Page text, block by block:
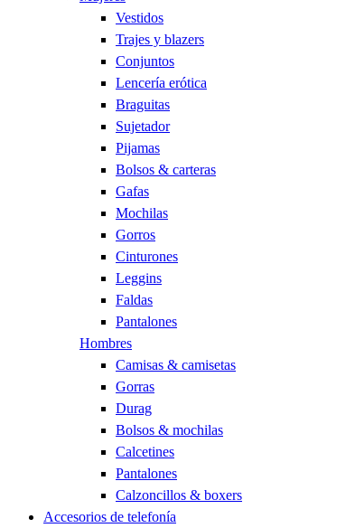
Vestidos
Trajes y blazers
Conjuntos
Lencería erótica
Braguitas
Sujetador
Pijamas
Bolsos & carteras
Gafas
Mochilas
Gorros
Cinturones
Leggins
Faldas
Pantalones
Hombres
Camisas & camisetas
Gorras
Durag
Bolsos & mochilas
Calcetines
Pantalones
Calzoncillos & boxers
Accesorios de telefonía